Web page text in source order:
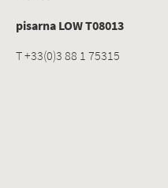
pisarna LOW T08013
T +33(0)3 88 1 75315